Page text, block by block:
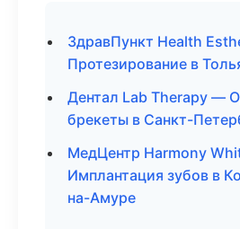
ЗдравПункт Health
Протезирование в
Дентал Lab Therapy —
брекеты в Санкт-
МедЦентр Harmony
Имплантация зубов в
на-Амуре